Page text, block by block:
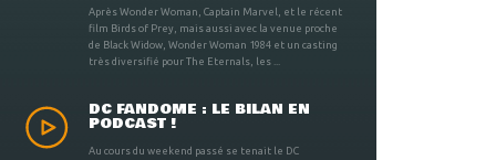
Après Wonder Woman, Captain Marvel, et le récent
film Birds of Prey, mais aussi avec la venue proche
de Black Widow, Wonder Woman 1984 et un casting
très diversifié pour The Eternals, les ...
DC FANDOME : LE BILAN EN
PODCAST !
Au cours du weekend passé se tenait le DC